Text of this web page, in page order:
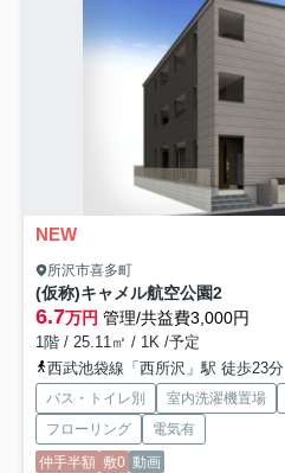
NEW
所沢市喜多町
(仮称)キャメル航空公園2
6.7万円 管理/共益費3,000円
1階 / 25.11㎡ / 1K /予定
西武池袋線「西所沢」駅 徒歩23分
バス・トイレ別 室内洗濯機置場
フローリング
電気有
仲手半額 敷0 動画